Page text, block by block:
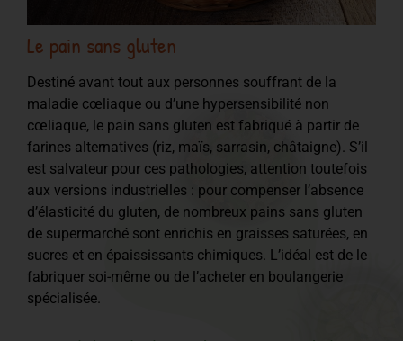
Le pain sans gluten
Destiné avant tout aux personnes souffrant de la
maladie cœliaque ou d’une hypersensibilité non
cœliaque, le pain sans gluten est fabriqué à partir de
farines alternatives (riz, maïs, sarrasin, châtaigne). S’il
est salvateur pour ces pathologies, attention toutefois
aux versions industrielles : pour compenser l’absence
d’élasticité du gluten, de nombreux pains sans gluten
de supermarché sont enrichis en graisses saturées, en
sucres et en épaississants chimiques. L’idéal est de le
fabriquer soi-même ou de l’acheter en boulangerie
spécialisée.